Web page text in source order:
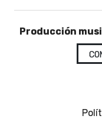
Producción